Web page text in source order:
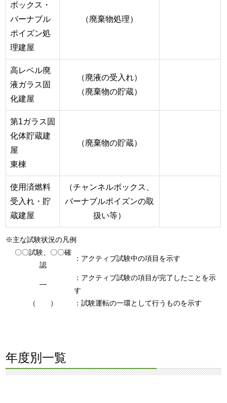
ボックス・
バーナブル
ポイズン処
理建屋
（廃棄物処理）
高レベル廃
液ガラス固
化建屋
（廃液の受入れ）
（廃棄物の貯蔵）
第1ガラス固
化体貯蔵建
屋
東棟
（廃棄物の貯蔵）
使用済燃料
受入れ・貯
蔵建屋
（チャンネルボックス、
バーナブルポイズンの取
扱い等）
※主な試験状況の凡例
〇〇試験、〇〇確
認
：アクティブ試験中の項目を示す
―
：アクティブ試験の項目が完了したことを示
す
（ ）
：試験運転の一環として行うものを示す
年度別一覧